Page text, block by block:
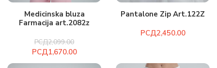
Medicinska bluza
Farmacija art.2082z
РСД2,099.00
РСД1,670.00
Pantalone Zip Art.122Z
РСД